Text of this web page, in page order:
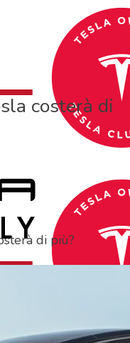
costerà di
di più?